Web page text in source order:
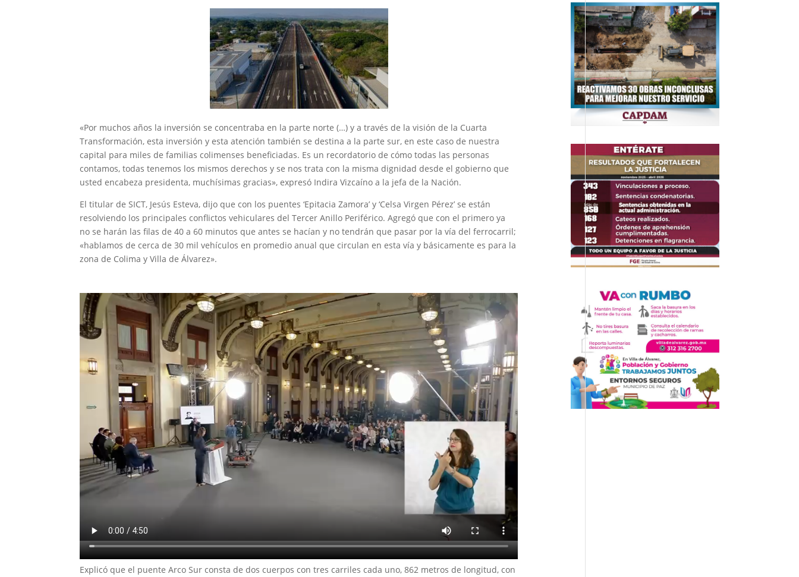
«Por muchos años la inversión se concentraba en la parte norte (…) y a través de la visión de la Cuarta
Transformación, esta inversión y esta atención también se destina a la parte sur, en este caso de nuestra
capital para miles de familias colimenses beneficiadas. Es un recordatorio de cómo todas las personas
contamos, todas tenemos los mismos derechos y se nos trata con la misma dignidad desde el gobierno que
usted encabeza presidenta, muchísimas gracias», expresó Indira Vizcaíno a la jefa de la Nación.
El titular de SICT, Jesús Esteva, dijo que con los puentes ‘Epitacia Zamora’ y ‘Celsa Virgen Pérez’ se están
resolviendo los principales conflictos vehiculares del Tercer Anillo Periférico. Agregó que con el primero ya
no se harán las filas de 40 a 60 minutos que antes se hacían y no tendrán que pasar por la vía del ferrocarril;
«hablamos de cerca de 30 mil vehículos en promedio anual que circulan en esta vía y básicamente es para la
zona de Colima y Villa de Álvarez».
Explicó que el puente Arco Sur consta de dos cuerpos con tres carriles cada uno, 862 metros de longitud, con